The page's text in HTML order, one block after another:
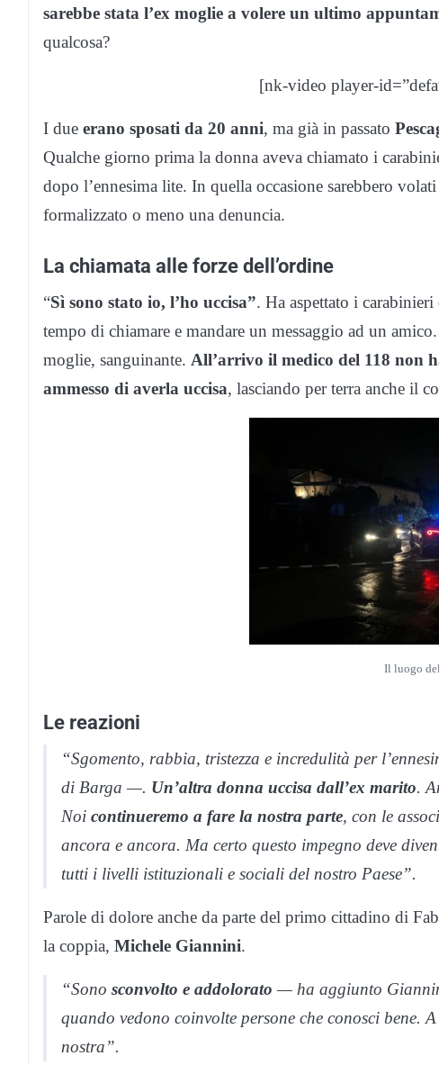
sarebbe stata l’ex moglie a volere un ultimo
qualcosa?
[nk-video player-
I due erano sposati da 20 anni, ma già in passato
Qualche giorno prima la donna aveva chiamato i
dopo l’ennesima lite. In quella occasione sarebbero
formalizzato o meno una denuncia.
La chiamata alle forze dell’ordine
“Sì sono stato io, l’ho uccisa”. Ha aspettato i
tempo di chiamare e mandare un messaggio ad un
moglie, sanguinante. All’arrivo il medico del 118 non
ammesso di averla uccisa, lasciando per terra anche il
Il luogo
Le reazioni
“Sgomento, rabbia, tristezza e incredulità per
di Barga —. Un’altra donna uccisa dall’ex marito.
Noi continueremo a fare la nostra parte, con le
ancora e ancora. Ma certo questo impegno deve
tutti i livelli istituzionali e sociali del nostro Paese”.
Parole di dolore anche da parte del primo cittadino di
la coppia, Michele Giannini.
“Sono sconvolto e addolorato — ha aggiunto
quando vedono coinvolte persone che conosci
nostra”.